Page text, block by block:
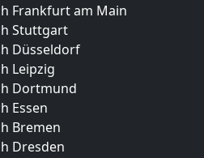
Frankfurt am Main
Stuttgart
Düsseldorf
Leipzig
Dortmund
Essen
Bremen
Dresden